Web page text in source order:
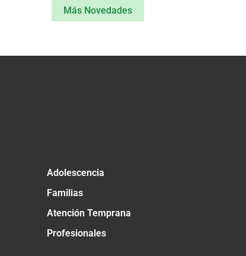
Más Novedades
Adolescencia
Familias
Atención Temprana
Profesionales